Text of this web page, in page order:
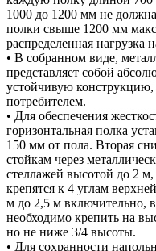
1000 до 1200 мм не
полки свыше 1200 мм
распределенная нагрузка
• В собранном виде,
представляет собой
устойчивую конструкцию,
потребителем.
• Для обеспечения
горизонтальная полка
150 мм от пола. Вторая
стойкам через
стеллажей высотой до 2
крепятся к 4 углам
м до 2,5 м включительно,
необходимо крепить на
но не ниже 3/4 высоты.
• Для сохранности